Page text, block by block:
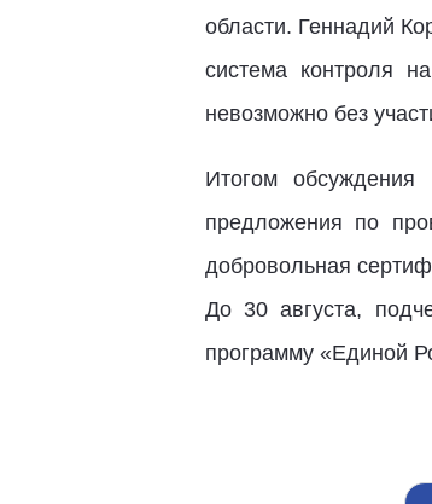
области. Геннадий
система контроля
невозможно без
Итогом
предложения по
добровольная
До 30 августа,
программу «Единой